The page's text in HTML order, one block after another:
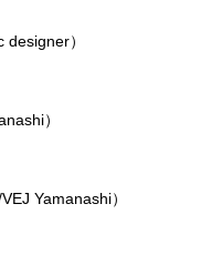
designer）
）
Yamanashi）